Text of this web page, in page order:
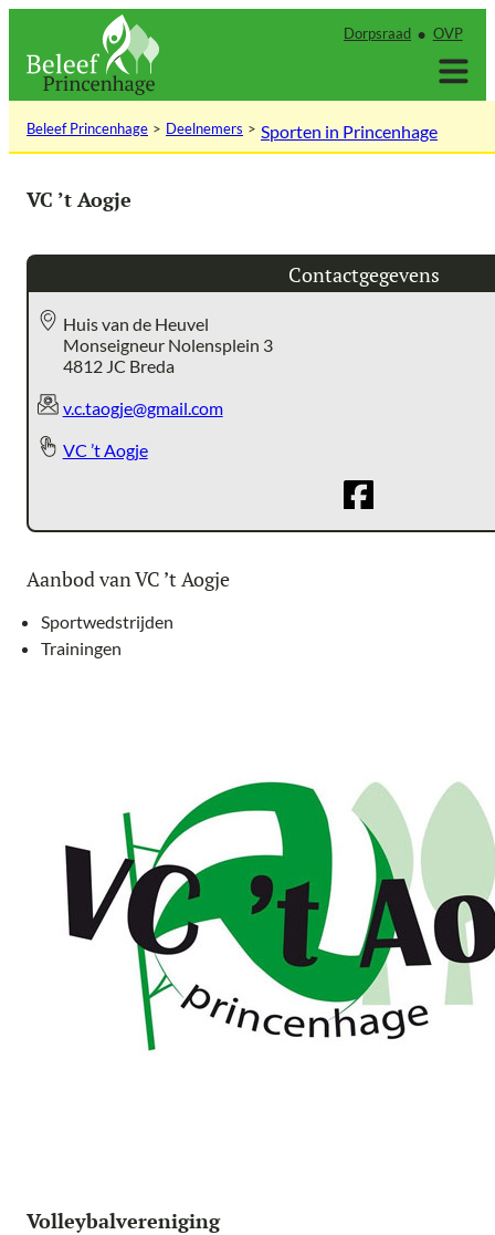
inhoud
Dorpsraad OVP
Beleef Princenhage Deelnemers Sporten in Princenhage
VC ’t Aogje
Contactgegevens
Huis van de Heuvel
Monseigneur Nolensplein 3
4812 JC Breda
v.c.taogje@gmail.com
VC ’t Aogje
Aanbod van VC ’t Aogje
Sportwedstrijden
Trainingen
Volleybalvereniging